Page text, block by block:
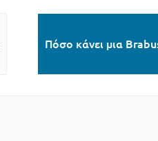
Πόσο κάνει μια